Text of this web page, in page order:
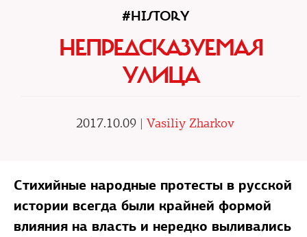
#HISTORY
НЕПРЕДСКАЗУЕМАЯ
УЛИЦА
2017.10.09 | Vasiliy Zharkov
Стихийные народные протесты в русской
истории всегда были крайней формой
влияния на власть и нередко выливались